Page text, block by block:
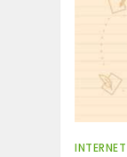
INTERNET